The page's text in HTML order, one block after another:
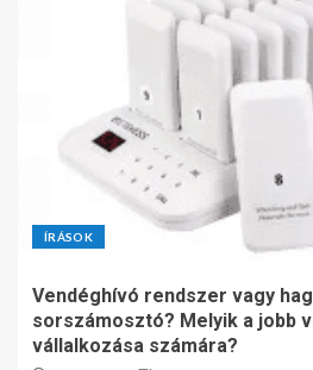
ÍRÁSOK
Vendéghívó rendszer vagy
sorszámosztó? Melyik a jobb
vállalkozása számára?